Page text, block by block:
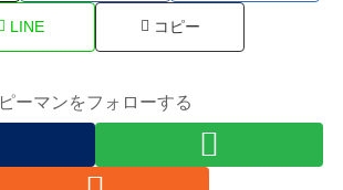
LINE コピー
ピーマンをフォローする